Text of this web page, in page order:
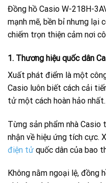
Đồng hồ Casio W-218H-
mạnh mẽ, bền bỉ nhưng lại
chiếm trọn thiện cảm nơi
1. Thương hiệu quốc dân
Xuất phát điểm là một
Casio luôn biết cách cải
tử một cách hoàn hảo nhất.
Từng sản phẩm nhà
nhận về hiệu ứng tích cực.
điện tử quốc dân của bao
Không nằm ngoại lệ, đồng